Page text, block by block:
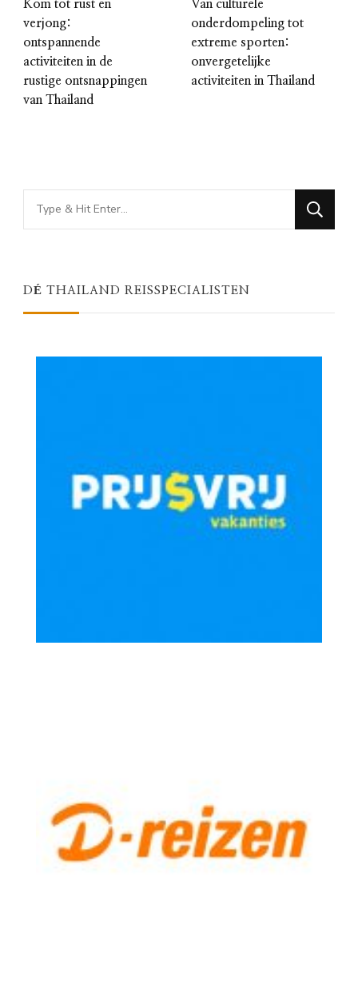
Kom tot rust en
verjong:
ontspannende
activiteiten in de
rustige ontsnappingen
van Thailand
Van culturele
onderdompeling tot
extreme sporten:
onvergetelijke
activiteiten in Thailand
Looking
for
DÉ THAILAND REISSPECIALISTEN